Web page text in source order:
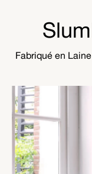
Fabriqué en